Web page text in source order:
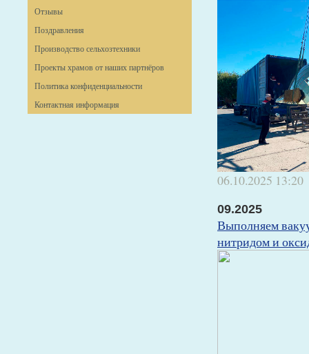
Отзывы
Поздравления
Производство сельхозтехники
Проекты храмов от наших партнёров
Политика конфиденциальности
Контактная информация
06.10.2025 13:20
09.2025
Выполняем
нитридом и